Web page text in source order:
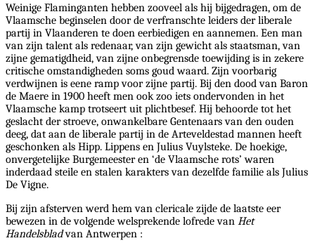
Weinige Flaminganten hebben zooveel als hij bijgedragen, om de
Vlaamsche beginselen door de verfranschte leiders der liberale
partij in Vlaanderen te doen eerbiedigen en aannemen. Een man
van zijn talent als redenaar, van zijn gewicht als staatsman, van
zijne gematigdheid, van zijne onbegrensde toewijding is in zekere
critische omstandigheden soms goud waard. Zijn voorbarig
verdwijnen is eene ramp voor zijne partij. Bij den dood van Baron
de Maere in 1900 heeft men ook zoo iets ondervonden in het
Vlaamsche kamp trotseert uit plichtbesef. Hij behoorde tot het
geslacht der stroeve, onwankelbare Gentenaars van den ouden
deeg, dat aan de liberale partij in de Arteveldestad mannen heeft
geschonken als Hipp. Lippens en Julius Vuylsteke. De hoekige,
onvergetelijke Burgemeester en ‘de Vlaamsche rots’ waren
inderdaad steile en stalen karakters van dezelfde familie als Julius
De Vigne.
Bij zijn afsterven werd hem van clericale zijde de laatste eer
bewezen in de volgende welsprekende lofrede van Het
Handelsbladvan Antwerpen :